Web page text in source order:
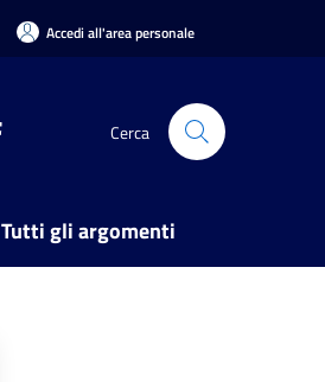
Accedi all'area personale
Cerca
Tutti gli argomenti